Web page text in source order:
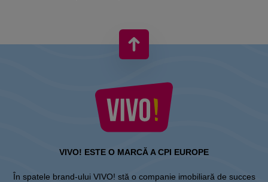
VIVO! ESTE O MARCĂ A CPI EUROPE
În spatele brand-ului VIVO! stă o companie imobiliară de succes